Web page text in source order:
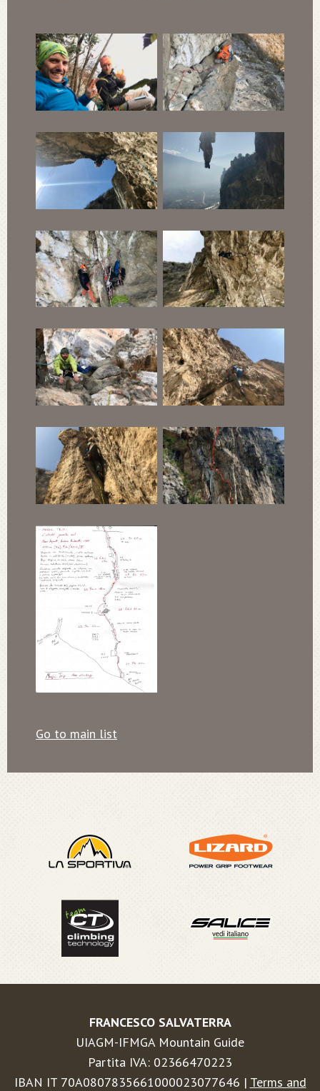
Go to main list
FRANCESCO SALVATERRA
UIAGM-IFMGA Mountain Guide
Partita IVA: 02366470223
IBAN IT 70A0807835661000023077646 | Terms and